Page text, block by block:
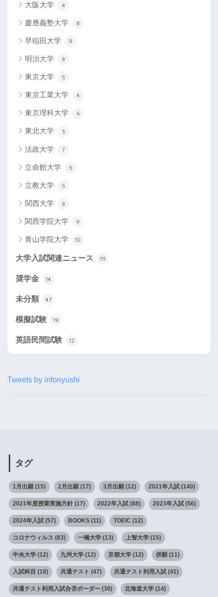
大阪大学 4
慶應義塾大学 8
早稲田大学 9
明治大学 8
東京大学 5
東京工業大学 4
東京理科大学 6
東北大学 3
法政大学 7
立命館大学 5
立教大学 5
関西大学 8
関西学院大学 9
青山学院大学 10
大学入試関連ニュース 111
奨学金 14
未分類 47
模擬試験 19
英語民間試験 12
Tweets by infonyushi
タグ
1月出願(15) 2月出願(17) 3月出願(12) 2021年入試(140)
2021年度授業実施方針(17) 2022年入試(88) 2023年入試(56)
2024年入試(57) BOOKS(11) TOEIC (12)
コロナウィルス (83) 一橋大学(13) 上智大学(15)
中央大学(12) 九州大学(12) 京都大学(12) 併願(11)
入試科目 (18) 共通テスト (47) 共通テスト利用入試(41)
共通テスト利用入試合否ボーダー(30) 北海道大学(14)